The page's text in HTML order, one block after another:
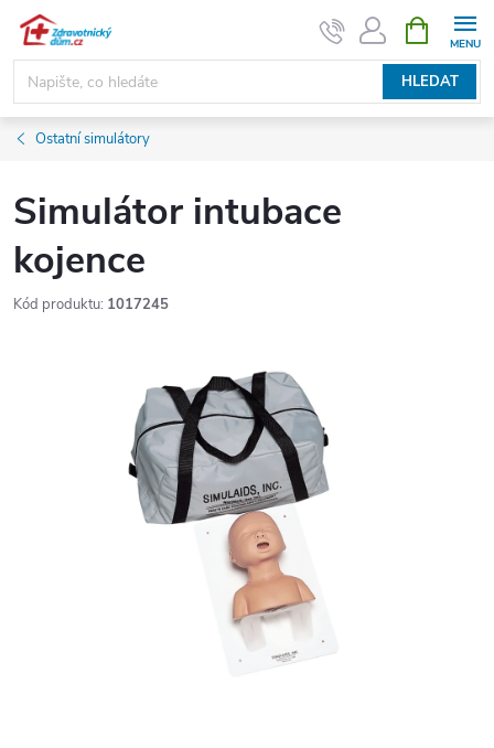
Přejít
obsah
HLEDAT
NÁKUPNÍ
KOŠÍK
Ostatní simulátory
Simulátor intubace
kojence
Kód produktu: 1017245